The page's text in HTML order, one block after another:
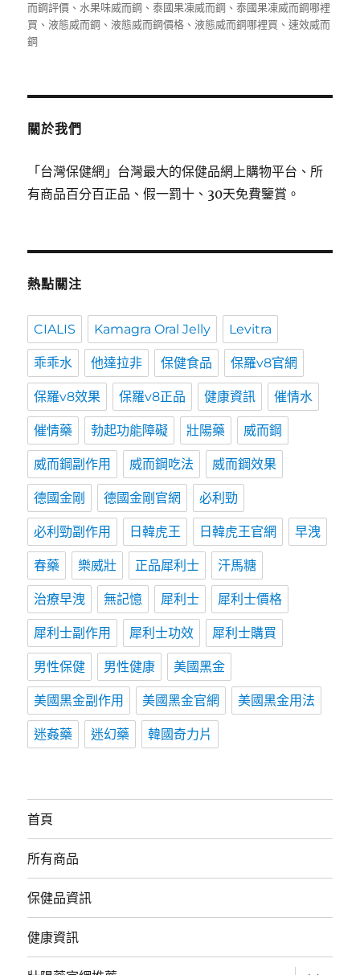
而鋼評價 、 水果味威而鋼 、泰國果凍威而鋼 、泰國果凍威而鋼哪裡
買 、液態威而鋼 、液態威而鋼價格 、液態威而鋼哪裡買 、速效威而
鋼
關於我們
「台灣保健網」台灣最大的保健品網上購物平台、所
有商品百分百正品、假一罰十、30天免費鑒賞。
熱點關注
CIALIS Kamagra Oral Jelly Levitra
乖乖水 他達拉非 保健食品 保羅v8官網
保羅v8效果 保羅v8正品 健康資訊 催情水
催情藥 勃起功能障礙 壯陽藥 威而鋼
威而鋼副作用 威而鋼吃法 威而鋼效果
德國金剛 德國金剛官網 必利勁
必利勁副作用 日韓虎王 日韓虎王官網 早洩
春藥 樂威壯 正品犀利士 汗馬糖
治療早洩 無記憶 犀利士 犀利士價格
犀利士副作用 犀利士功效 犀利士購買
男性保健 男性健康 美國黑金
美國黑金副作用 美國黑金官網 美國黑金用法
迷姦藥 迷幻藥 韓國奇力片
首頁
所有商品
保健品資訊
健康資訊